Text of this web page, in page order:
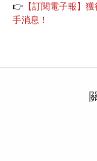
👉 【訂閱電子報】
手消息！